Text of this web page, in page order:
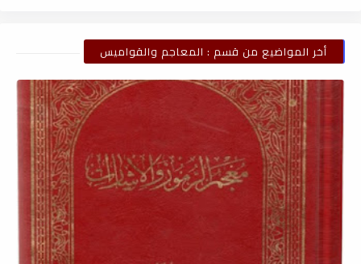
أخر المواضيع من قسم : المعاجم والقواميس